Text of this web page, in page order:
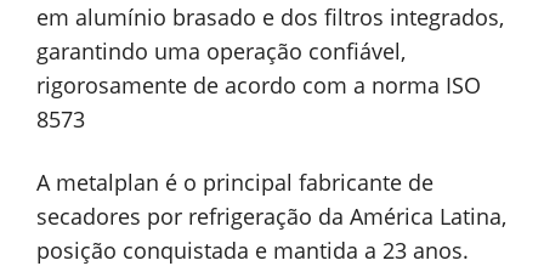
em alumínio brasado e dos filtros integrados,
garantindo uma operação confiável,
rigorosamente de acordo com a norma ISO
8573
A metalplan é o principal fabricante de
secadores por refrigeração da América Latina,
posição conquistada e mantida a 23 anos.